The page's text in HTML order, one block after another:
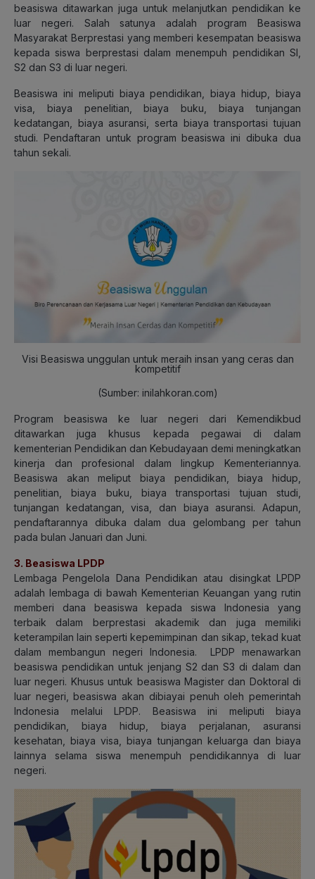
beasiswa ditawarkan juga untuk melanjutkan pendidikan ke
luar negeri. Salah satunya adalah program Beasiswa
Masyarakat Berprestasi yang memberi kesempatan beasiswa
kepada siswa berprestasi dalam menempuh pendidikan SI,
S2 dan S3 di luar negeri.
Beasiswa ini meliputi biaya pendidikan, biaya hidup, biaya
visa, biaya penelitian, biaya buku, biaya tunjangan
kedatangan, biaya asuransi, serta biaya transportasi tujuan
studi. Pendaftaran untuk program beasiswa ini dibuka dua
tahun sekali.
Visi Beasiswa unggulan untuk meraih insan yang ceras dan
kompetitif
(Sumber: inilahkoran.com)
Program beasiswa ke luar negeri dari Kemendikbud
ditawarkan juga khusus kepada pegawai di dalam
kementerian Pendidikan dan Kebudayaan demi meningkatkan
kinerja dan profesional dalam lingkup Kementeriannya.
Beasiswa akan meliput biaya pendidikan, biaya hidup,
penelitian, biaya buku, biaya transportasi tujuan studi,
tunjangan kedatangan, visa, dan biaya asuransi. Adapun,
pendaftarannya dibuka dalam dua gelombang per tahun
pada bulan Januari dan Juni.
3. Beasiswa LPDP
Lembaga Pengelola Dana Pendidikan atau disingkat LPDP
adalah lembaga di bawah Kementerian Keuangan yang rutin
memberi dana beasiswa kepada siswa Indonesia yang
terbaik dalam berprestasi akademik dan juga memiliki
keterampilan lain seperti kepemimpinan dan sikap, tekad kuat
dalam membangun negeri Indonesia. LPDP menawarkan
beasiswa pendidikan untuk jenjang S2 dan S3 di dalam dan
luar negeri. Khusus untuk beasiswa Magister dan Doktoral di
luar negeri, beasiswa akan dibiayai penuh oleh pemerintah
Indonesia melalui LPDP. Beasiswa ini meliputi biaya
pendidikan, biaya hidup, biaya perjalanan, asuransi
kesehatan, biaya visa, biaya tunjangan keluarga dan biaya
lainnya selama siswa menempuh pendidikannya di luar
negeri.